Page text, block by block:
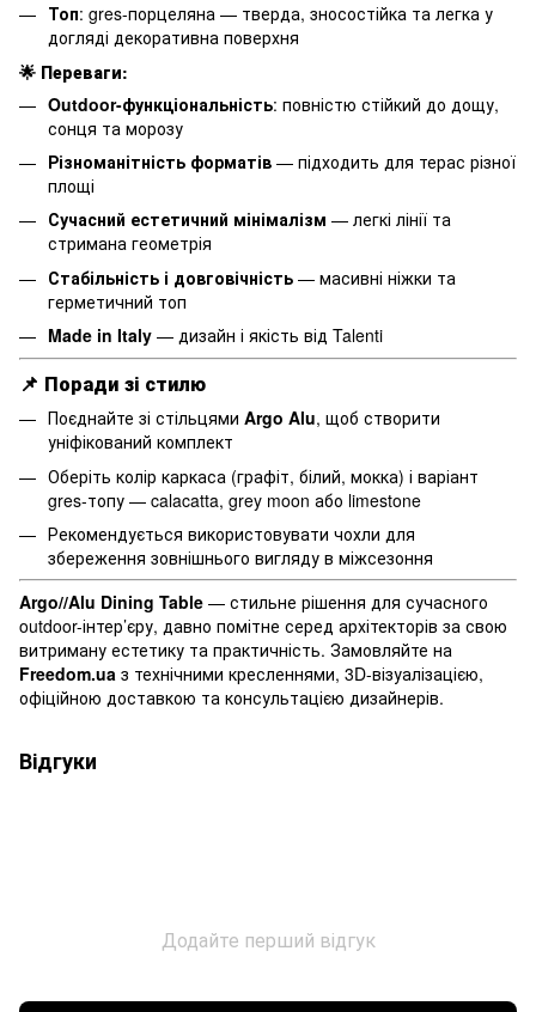
Топ: gres-порцеляна — тверда, зносостійка та легка у
догляді декоративна поверхня
🌟 Переваги:
Outdoor-функціональність: повністю стійкий до дощу,
сонця та морозу
Різноманітність форматів — підходить для терас різної
площі
Сучасний естетичний мінімалізм — легкі лінії та
стримана геометрія
Стабільність і довговічність — масивні ніжки та
герметичний топ
Made in Italy — дизайн і якість від Talenti
📌 Поради зі стилю
Поєднайте зі стільцями Argo Alu, щоб створити
уніфікований комплект
Оберіть колір каркаса (графіт, білий, мокка) і варіант
gres-топу — calacatta, grey moon або limestone
Рекомендується використовувати чохли для
збереження зовнішнього вигляду в міжсезоння
Argo//Alu Dining Table — стильне рішення для сучасного
outdoor-інтер’єру, давно помітне серед архітекторів за свою
витриману естетику та практичність. Замовляйте на
Freedom.ua з технічними кресленнями, 3D-візуалізацією,
офіційною доставкою та консультацією дизайнерів.
Відгуки
Додайте перший відгук